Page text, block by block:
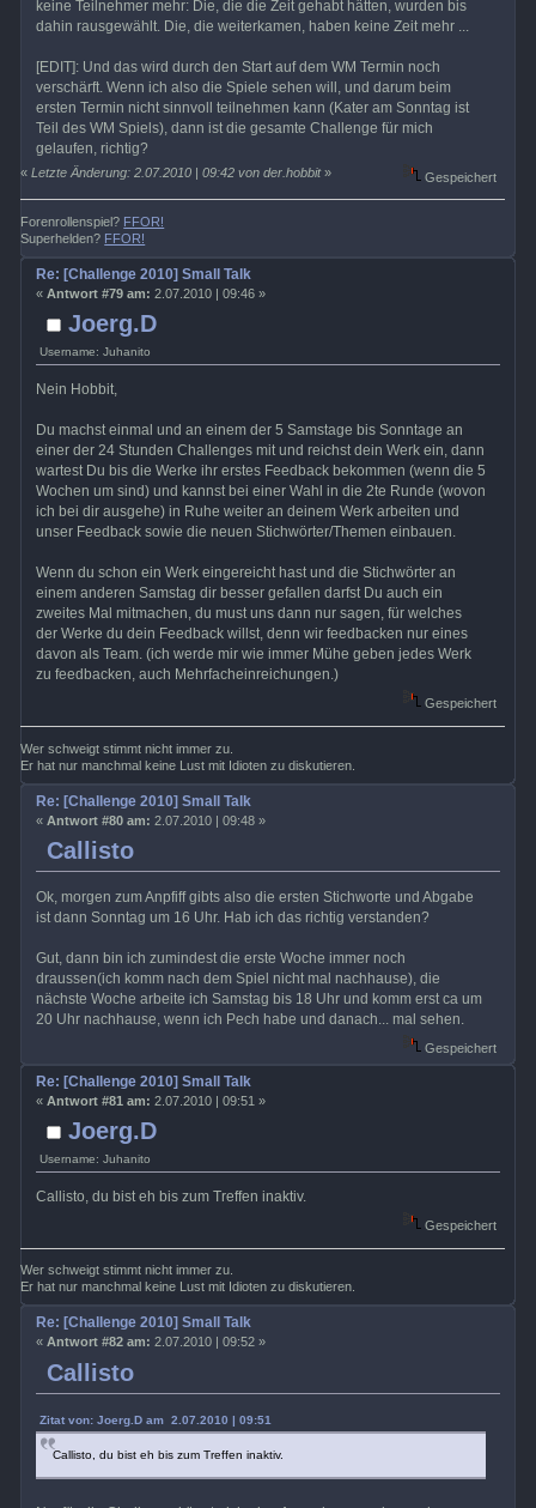
keine Teilnehmer mehr: Die, die die Zeit gehabt hätten, wurden bis
dahin rausgewählt. Die, die weiterkamen, haben keine Zeit mehr ...
[EDIT]: Und das wird durch den Start auf dem WM Termin noch
verschärft. Wenn ich also die Spiele sehen will, und darum beim
ersten Termin nicht sinnvoll teilnehmen kann (Kater am Sonntag ist
Teil des WM Spiels), dann ist die gesamte Challenge für mich
gelaufen, richtig?
«Letzte Änderung: 2.07.2010 | 09:42 von der.hobbit» Gespeichert
Forenrollenspiel? FFOR!
Superhelden? FFOR!
Joerg.D
Username: Juhanito
Re: [Challenge 2010] Small Talk
« Antwort #79 am: 2.07.2010 | 09:46 »
Nein Hobbit,
Du machst einmal und an einem der 5 Samstage bis Sonntage an
einer der 24 Stunden Challenges mit und reichst dein Werk ein, dann
wartest Du bis die Werke ihr erstes Feedback bekommen (wenn die 5
Wochen um sind) und kannst bei einer Wahl in die 2te Runde (wovon
ich bei dir ausgehe) in Ruhe weiter an deinem Werk arbeiten und
unser Feedback sowie die neuen Stichwörter/Themen einbauen.
Wenn du schon ein Werk eingereicht hast und die Stichwörter an
einem anderen Samstag dir besser gefallen darfst Du auch ein
zweites Mal mitmachen, du must uns dann nur sagen, für welches
der Werke du dein Feedback willst, denn wir feedbacken nur eines
davon als Team. (ich werde mir wie immer Mühe geben jedes Werk
zu feedbacken, auch Mehrfacheinreichungen.)
Gespeichert
Wer schweigt stimmt nicht immer zu.
Er hat nur manchmal keine Lust mit Idioten zu diskutieren.
Callisto
Re: [Challenge 2010] Small Talk
« Antwort #80 am: 2.07.2010 | 09:48 »
Ok, morgen zum Anpfiff gibts also die ersten Stichworte und Abgabe
ist dann Sonntag um 16 Uhr. Hab ich das richtig verstanden?
Gut, dann bin ich zumindest die erste Woche immer noch
draussen(ich komm nach dem Spiel nicht mal nachhause), die
nächste Woche arbeite ich Samstag bis 18 Uhr und komm erst ca um
20 Uhr nachhause, wenn ich Pech habe und danach... mal sehen.
Gespeichert
Joerg.D
Username: Juhanito
Re: [Challenge 2010] Small Talk
« Antwort #81 am: 2.07.2010 | 09:51 »
Callisto, du bist eh bis zum Treffen inaktiv.
Gespeichert
Wer schweigt stimmt nicht immer zu.
Er hat nur manchmal keine Lust mit Idioten zu diskutieren.
Callisto
Re: [Challenge 2010] Small Talk
« Antwort #82 am: 2.07.2010 | 09:52 »
Zitat von: Joerg.D am 2.07.2010 | 09:51
Callisto, du bist eh bis zum Treffen inaktiv.